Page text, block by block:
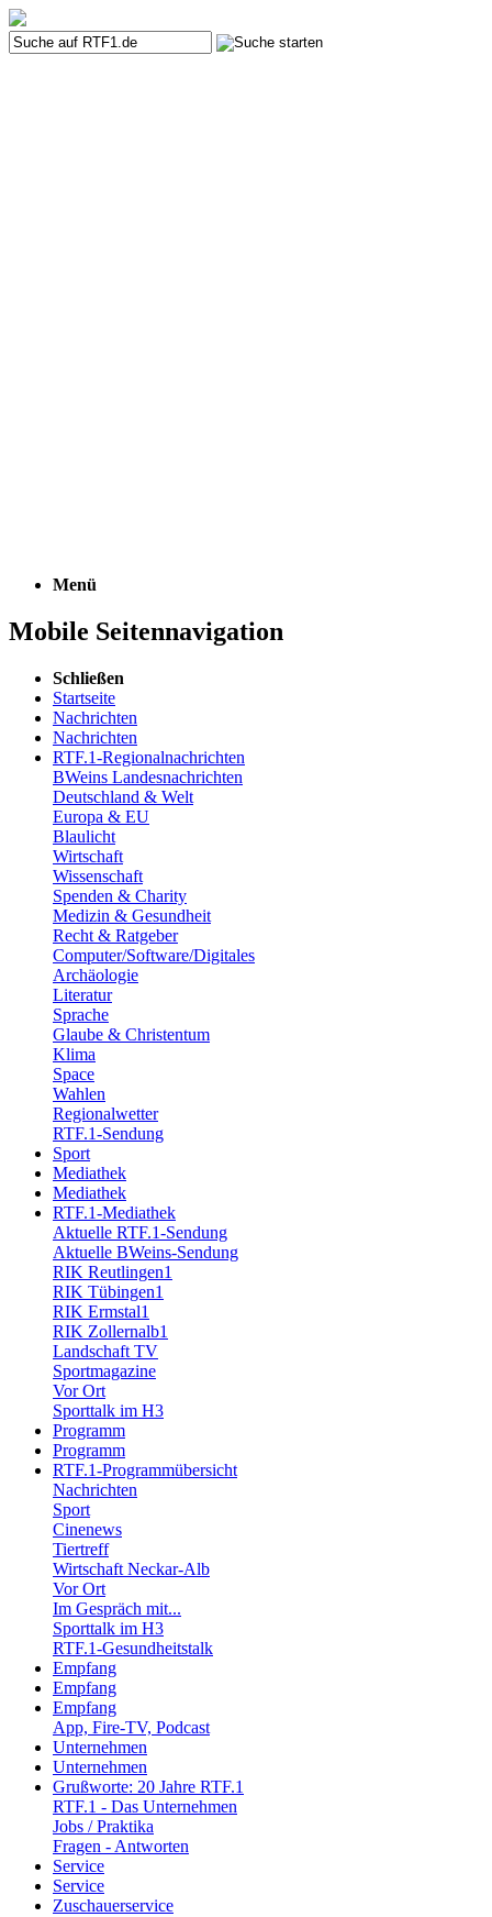
Menü
Mobile Seitennavigation
Schließen
Startseite
Nachrichten
Nachrichten
RTF.1-Regionalnachrichten
BWeins Landesnachrichten
Deutschland & Welt
Europa & EU
Blaulicht
Wirtschaft
Wissenschaft
Spenden & Charity
Medizin & Gesundheit
Recht & Ratgeber
Computer/Software/Digitales
Archäologie
Literatur
Sprache
Glaube & Christentum
Klima
Space
Wahlen
Regionalwetter
RTF.1-Sendung
Sport
Mediathek
Mediathek
RTF.1-Mediathek
Aktuelle RTF.1-Sendung
Aktuelle BWeins-Sendung
RIK Reutlingen1
RIK Tübingen1
RIK Ermstal1
RIK Zollernalb1
Landschaft TV
Sportmagazine
Vor Ort
Sporttalk im H3
Programm
Programm
RTF.1-Programmübersicht
Nachrichten
Sport
Cinenews
Tiertreff
Wirtschaft Neckar-Alb
Vor Ort
Im Gespräch mit...
Sporttalk im H3
RTF.1-Gesundheitstalk
Empfang
Empfang
Empfang
App, Fire-TV, Podcast
Unternehmen
Unternehmen
Grußworte: 20 Jahre RTF.1
RTF.1 - Das Unternehmen
Jobs / Praktika
Fragen - Antworten
Service
Service
Zuschauerservice